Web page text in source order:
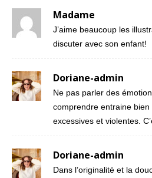
Madame
J’aime beaucoup les
discuter avec son enfant!
Doriane-admin
Ne pas parler des
comprendre entraine
excessives et violentes.
Doriane-admin
Dans l’originalité et la